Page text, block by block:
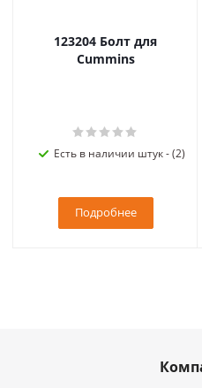
123204 Болт для
Cummins
Есть в наличии штук - (2)
Подробнее